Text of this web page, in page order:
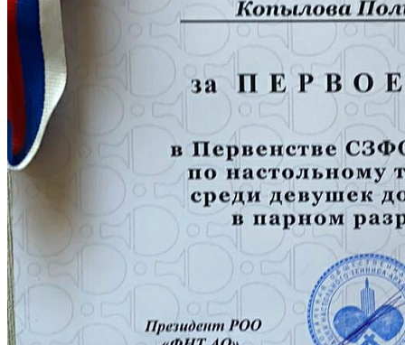
Наши контакты
236040,г. Калининград, ул. Сергеева 10
+7 (401) 253-45-55
dtdm39@mail.ru
Приказ
Разделы
Родителям
Следуйте за нами